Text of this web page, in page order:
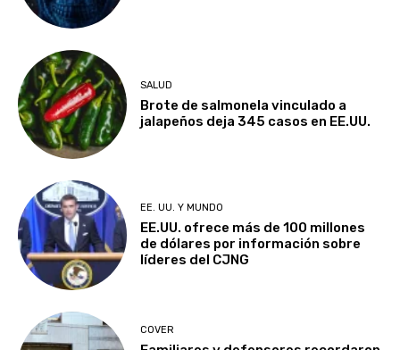
SALUD
Brote de salmonela vinculado a
jalapeños deja 345 casos en EE.UU.
EE. UU. Y MUNDO
EE.UU. ofrece más de 100 millones
de dólares por información sobre
líderes del CJNG
COVER